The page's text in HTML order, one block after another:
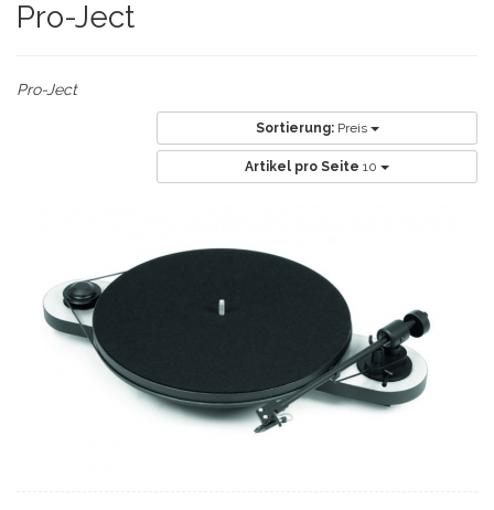
Pro-Ject
Pro-Ject
Sortierung: Preis
Artikel pro Seite 10